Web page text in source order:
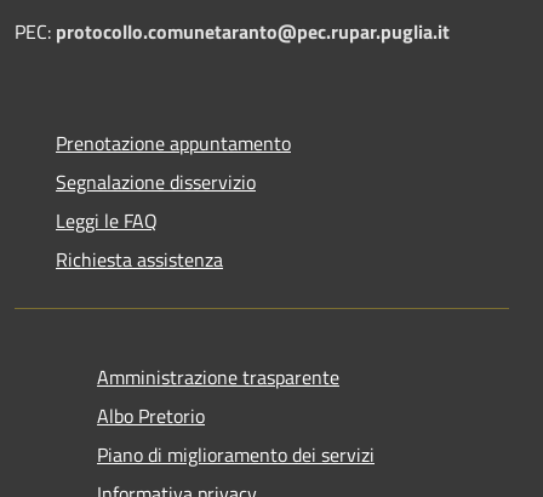
PEC: protocollo.comunetaranto@pec.rupar.puglia.it
Prenotazione appuntamento
Segnalazione disservizio
Leggi le FAQ
Richiesta assistenza
Amministrazione trasparente
Albo Pretorio
Piano di miglioramento dei servizi